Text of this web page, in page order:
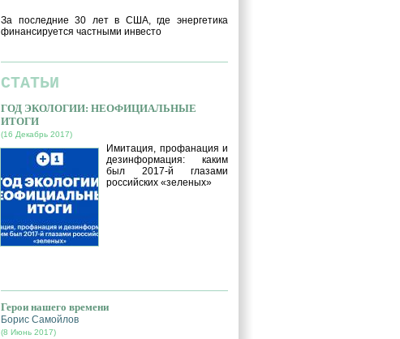
За последние 30 лет в США, где энергетика
финансируется частными инвесто
СТАТЬИ
ГОД ЭКОЛОГИИ: НЕОФИЦИАЛЬНЫЕ
ИТОГИ
(16 Декабрь 2017)
Имитация, профанация и
дезинформация: каким
был 2017-й глазами
российских «зеленых»
Герои нашего времени
Борис Самойлов
(8 Июнь 2017)